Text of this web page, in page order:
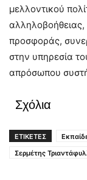
μελλοντικού
αλληλοβοήθειας,
προσφοράς,
στην υπηρεσία
απρόσωπου
Σχόλια
ΕΤΙΚΕΤΕΣ
Σερμέτης